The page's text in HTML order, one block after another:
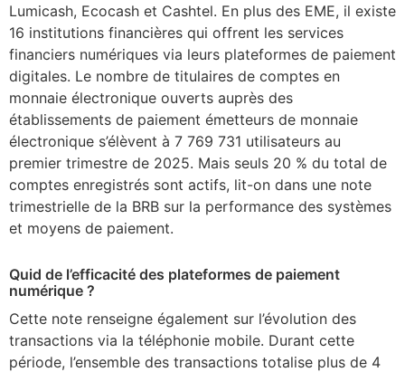
Lumicash, Ecocash et Cashtel. En plus des EME, il existe
16 institutions financières qui offrent les services
financiers numériques via leurs plateformes de paiement
digitales. Le nombre de titulaires de comptes en
monnaie électronique ouverts auprès des
établissements de paiement émetteurs de monnaie
électronique s’élèvent à 7 769 731 utilisateurs au
premier trimestre de 2025. Mais seuls 20 % du total de
comptes enregistrés sont actifs, lit-on dans une note
trimestrielle de la BRB sur la performance des systèmes
et moyens de paiement.
Quid de l’efficacité des plateformes de paiement
numérique ?
Cette note renseigne également sur l’évolution des
transactions via la téléphonie mobile. Durant cette
période, l’ensemble des transactions totalise plus de 4